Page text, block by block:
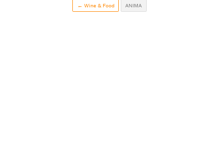
← Wine & Food ANIMA